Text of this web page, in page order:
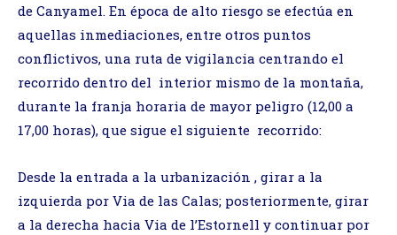
de Canyamel. En época de alto riesgo se efectúa en
aquellas inmediaciones, entre otros puntos
conflictivos, una ruta de vigilancia centrando el
recorrido dentro del interior mismo de la montaña,
durante la franja horaria de mayor peligro (12,00 a
17,00 horas), que sigue el siguiente recorrido:
Desde la entrada a la urbanización , girar a la
izquierda por Via de las Calas; posteriormente, girar
a la derecha hacia Via de l’Estornell y continuar por